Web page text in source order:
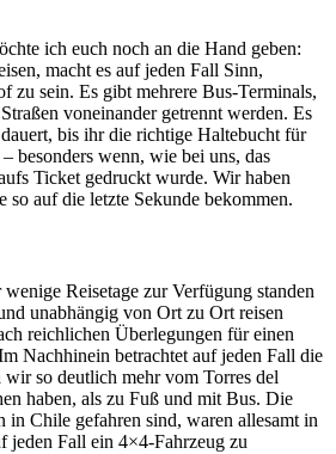
ich euch noch an die Hand geben:
macht es auf jeden Fall Sinn,
zu sein. Es gibt mehrere Bus-Terminals,
voneinander getrennt werden. Es
bis ihr die richtige Haltebucht für
besonders wenn, wie bei uns, das
Ticket gedruckt wurde. Wir haben
so auf die letzte Sekunde bekommen.
Reisetage zur Verfügung standen
unabhängig von Ort zu Ort reisen
reichlichen Überlegungen für einen
Nachhinein betrachtet auf jeden Fall die
so deutlich mehr vom Torres del
haben, als zu Fuß und mit Bus. Die
in Chile gefahren sind, waren allesamt in
jeden Fall ein 4×4-Fahrzeug zu